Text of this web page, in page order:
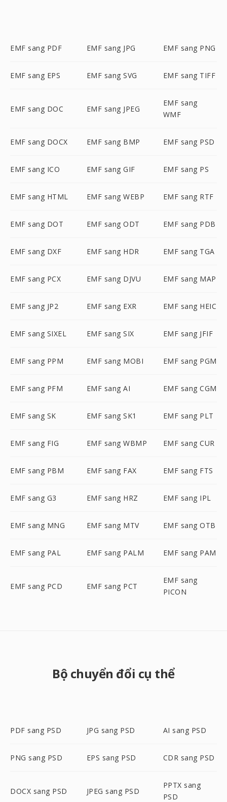
EMF sang PDF EMF sang JPG EMF sang PNG
EMF sang EPS EMF sang SVG EMF sang TIFF
EMF sang DOC EMF sang JPEG
EMF sang
WMF
EMF sang DOCX EMF sang BMP EMF sang PSD
EMF sang ICO EMF sang GIF EMF sang PS
EMF sang HTML EMF sang WEBP EMF sang RTF
EMF sang DOT EMF sang ODT EMF sang PDB
EMF sang DXF EMF sang HDR EMF sang TGA
EMF sang PCX EMF sang DJVU EMF sang MAP
EMF sang JP2 EMF sang EXR EMF sang HEIC
EMF sang SIXEL EMF sang SIX EMF sang JFIF
EMF sang PPM EMF sang MOBI EMF sang PGM
EMF sang PFM EMF sang AI EMF sang CGM
EMF sang SK EMF sang SK1 EMF sang PLT
EMF sang FIG EMF sang WBMP EMF sang CUR
EMF sang PBM EMF sang FAX EMF sang FTS
EMF sang G3 EMF sang HRZ EMF sang IPL
EMF sang MNG EMF sang MTV EMF sang OTB
EMF sang PAL EMF sang PALM EMF sang PAM
EMF sang PCD EMF sang PCT
EMF sang
PICON
Bộ chuyển đổi cụ thể
PDF sang PSD JPG sang PSD AI sang PSD
PNG sang PSD EPS sang PSD CDR sang PSD
DOCX sang PSD JPEG sang PSD
PPTX sang
PSD